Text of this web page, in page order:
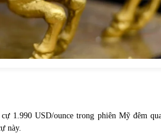
1.990 USD/ounce trong phiên Mỹ đêm
này.